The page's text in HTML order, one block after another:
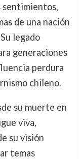
sentimientos,
de una nación
legado
generaciones
perdura
chileno.
su muerte en
viva,
su visión
temas